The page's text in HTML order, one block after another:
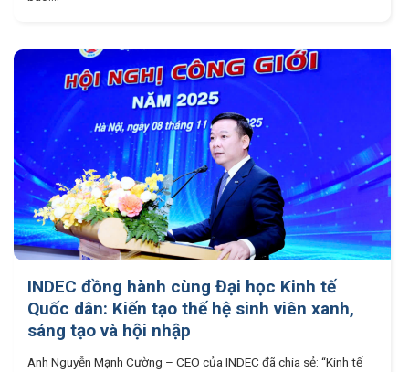
INDEC đồng hành cùng Đại học Kinh tế
Quốc dân: Kiến tạo thế hệ sinh viên xanh,
sáng tạo và hội nhập
Anh Nguyễn Mạnh Cường – CEO của INDEC đã chia sẻ: “Kinh tế